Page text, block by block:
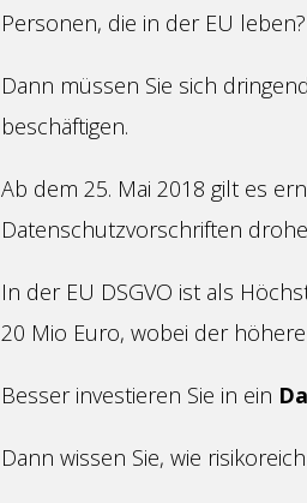
Personen, die in der EU leben?
Dann müssen Sie sich
beschäftigen.
Ab dem 25. Mai 2018 gilt es
Datenschutzvorschriften
In der EU DSGVO ist als
20 Mio Euro, wobei der
Besser investieren Sie in ein
Dann wissen Sie, wie